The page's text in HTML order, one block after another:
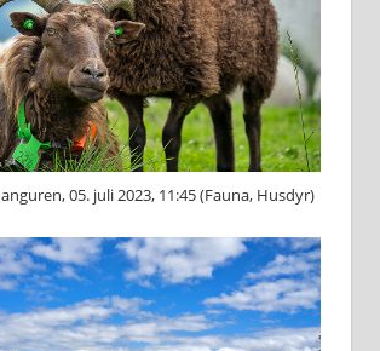
05. juli 2023, 11:45 (Fauna, Husdyr)